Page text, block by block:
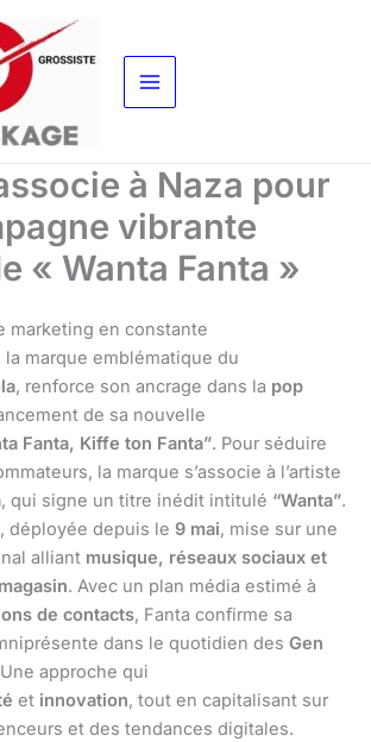
à Naza pour
vibrante
« Wanta Fanta »
marketing en constante
la marque emblématique du
, renforce son ancrage dans la pop
de sa nouvelle
Fanta, Kiffe ton Fanta”. Pour séduire
la marque s’associe à l’artiste
, qui signe un titre inédit intitulé “Wanta”.
déployée depuis le 9 mai, mise sur une
alliant musique, réseaux sociaux et
. Avec un plan média estimé à
de contacts, Fanta confirme sa
dans le quotidien des Gen
approche qui
et innovation, tout en capitalisant sur
et des tendances digitales.